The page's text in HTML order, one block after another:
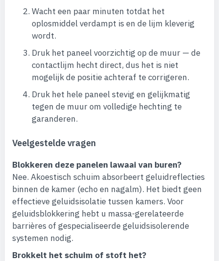
Wacht een paar minuten totdat het
oplosmiddel verdampt is en de lijm kleverig
wordt.
Druk het paneel voorzichtig op de muur — de
contactlijm hecht direct, dus het is niet
mogelijk de positie achteraf te corrigeren.
Druk het hele paneel stevig en gelijkmatig
tegen de muur om volledige hechting te
garanderen.
Veelgestelde vragen
Blokkeren deze panelen lawaai van buren?
Nee. Akoestisch schuim absorbeert geluidreflecties
binnen de kamer (echo en nagalm). Het biedt geen
effectieve geluidsisolatie tussen kamers. Voor
geluidsblokkering hebt u massa-gerelateerde
barrières of gespecialiseerde geluidsisolerende
systemen nodig.
Brokkelt het schuim of stoft het?